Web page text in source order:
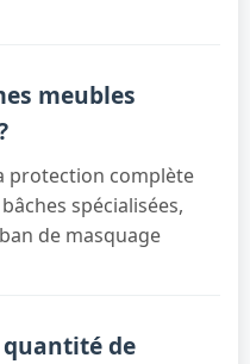
meubles
protection complète
spécialisées,
de masquage
de